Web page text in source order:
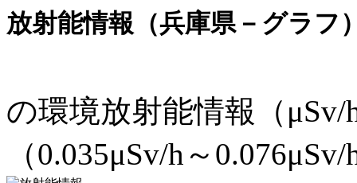
放射能情報（兵庫県－グラフ
の環境放射能情報（
（0.035μSv/h～0.076μSv/